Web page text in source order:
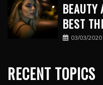
BEAUTY
BEST
03/03/2020
RECENT TOPICS